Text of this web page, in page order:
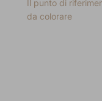
Il punto di
da colorare